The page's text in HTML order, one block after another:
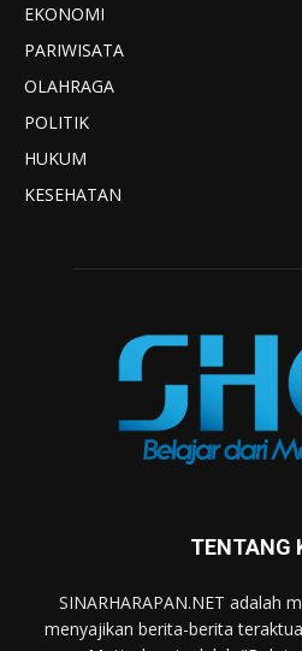
EKONOMI
PARIWISATA
OLAHRAGA
POLITIK
HUKUM
KESEHATAN
TENTANG
SINARHARAPAN.NET adalah
menyajikan berita-berita